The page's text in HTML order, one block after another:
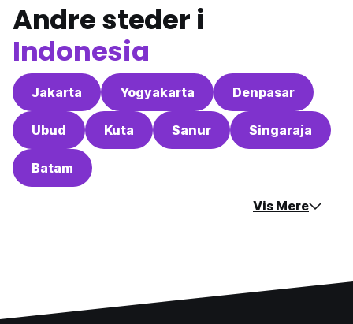
Andre steder i
Indonesia
Jakarta Yogyakarta Denpasar
Ubud Kuta Sanur Singaraja
Batam
Vis Mere